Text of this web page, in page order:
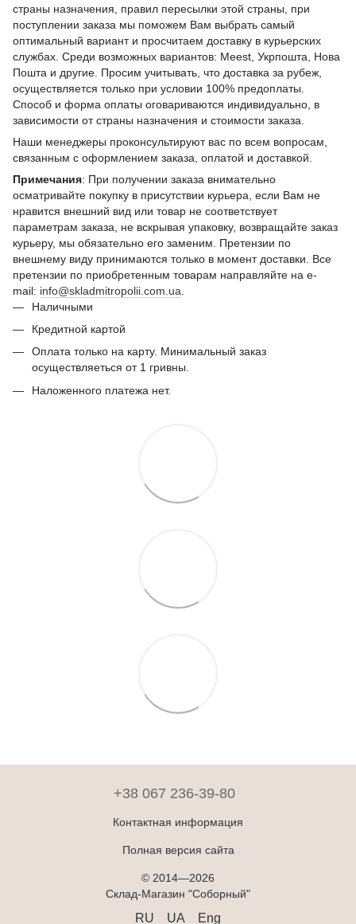
страны назначения, правил пересылки этой страны, при
поступлении заказа мы поможем Вам выбрать самый
оптимальный вариант и просчитаем доставку в курьерских
службах. Среди возможных вариантов: Meest, Укрпошта, Нова
Пошта и другие. Просим учитывать, что доставка за рубеж,
осуществляется только при условии 100% предоплаты.
Способ и форма оплаты оговариваются индивидуально, в
зависимости от страны назначения и стоимости заказа.
Наши менеджеры проконсультируют вас по всем вопросам,
связанным с оформлением заказа, оплатой и доставкой.
Примечания: При получении заказа внимательно
осматривайте покупку в присутствии курьера, если Вам не
нравится внешний вид или товар не соответствует
параметрам заказа, не вскрывая упаковку, возвращайте заказ
курьеру, мы обязательно его заменим. Претензии по
внешнему виду принимаются только в момент доставки. Все
претензии по приобретенным товарам направляйте на e-
mail: info@skladmitropolii.com.ua
Наличными
Кредитной картой
Оплата только на карту. Минимальный заказ
осуществляеться от 1 гривны.
Наложенного платежа нет.
+38 067 236-39-80
Контактная информация
Полная версия сайта
© 2014—2026
Склад-Магазин "Соборный"
RU UA Eng